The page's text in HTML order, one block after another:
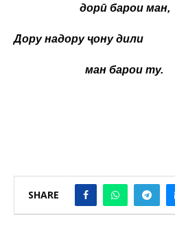
дорӣ барои ман,
Дору надору ҷону дили
ман барои ту.
SHARE